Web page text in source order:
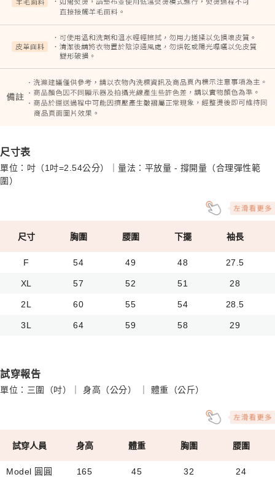
尺寸表
單位：吋（1吋=2.54公分）｜量法：平放量 - 撐開量（合理彈性範
圍）
尺寸 胸圍 腰圍 下擺 袖長
F 54 49 48 27.5
XL 57 52 51 28
2L 60 55 54 28.5
3L 64 59 58 29
試穿報告
單位：三圍（吋）｜ 身高（公分） ｜ 體重（公斤）
試穿人員 身高 體重 胸圍 腰圍
Model 圓圓 165 45 32 24